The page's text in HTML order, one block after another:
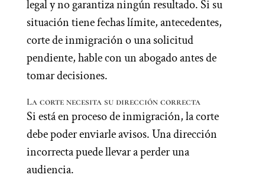
legal y no garantiza ningún resultado. Si su
situación tiene fechas límite, antecedentes,
corte de inmigración o una solicitud
pendiente, hable con un abogado antes de
tomar decisiones.
La corte necesita su dirección correcta
Si está en proceso de inmigración, la corte
debe poder enviarle avisos. Una dirección
incorrecta puede llevar a perder una
audiencia.